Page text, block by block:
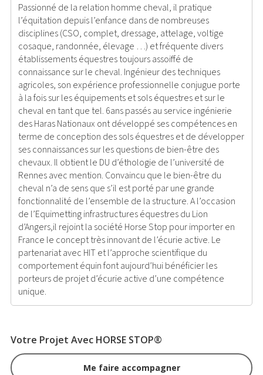
Passionné de la relation homme cheval, il pratique
l’équitation depuis l’enfance dans de nombreuses
disciplines (CSO, complet, dressage, attelage, voltige
cosaque, randonnée, élevage …) et fréquente divers
établissements équestres toujours assoiffé de
connaissance sur le cheval. Ingénieur des techniques
agricoles, son expérience professionnelle conjugue porte
à la fois sur les équipements et sols équestres et sur le
cheval en tant que tel. 6ans passés au service ingénierie
des Haras Nationaux ont développé ses compétences en
terme de conception des sols équestres et de développer
ses connaissances sur les questions de bien-être des
chevaux. Il obtient le DU d’éthologie de l’université de
Rennes avec mention. Convaincu que le bien-être du
cheval n’a de sens que s’il est porté par une grande
fonctionnalité de l’ensemble de la structure. A l’occasion
de l’Equimetting infrastructures équestres du Lion
d’Angers,il rejoint la société Horse Stop pour importer en
France le concept très innovant de l’écurie active. Le
partenariat avec HIT et l’approche scientifique du
comportement équin font aujourd’hui bénéficier les
porteurs de projet d’écurie active d’une compétence
unique.
Votre Projet Avec HORSE STOP®
Me faire accompagner